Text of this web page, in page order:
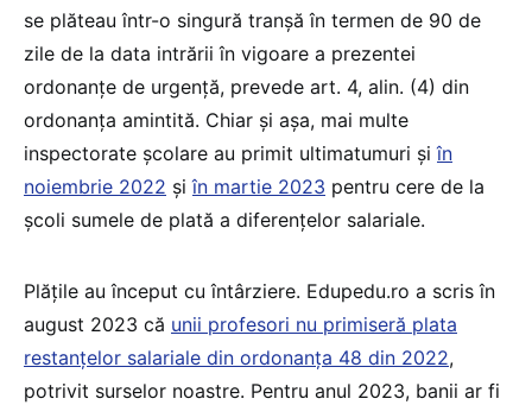
se plăteau într-o singură tranșă în termen de 90 de
zile de la data intrării în vigoare a prezentei
ordonanțe de urgență, prevede art. 4, alin. (4) din
ordonanța amintită. Chiar și așa, mai multe
inspectorate școlare au primit ultimatumuri șiîn
noiembrie 2022 șiîn martie 2023 pentru cere de la
școli sumele de plată a diferențelor salariale.
Plățile au început cu întârziere. Edupedu.ro a scris în
august 2023 că unii profesori nu primiseră plata
restanțelor salariale din ordonanța 48 din 2022,
potrivit surselor noastre. Pentru anul 2023, banii ar fi